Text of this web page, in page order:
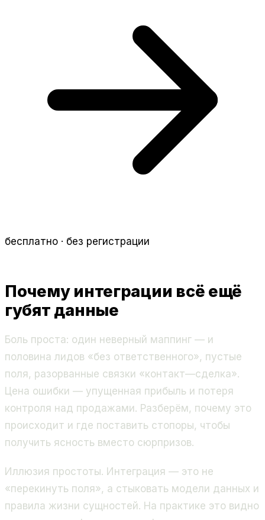
бесплатно · без регистрации
Почему интеграции всё ещё
губят данные
Боль проста: один неверный маппинг — и
половина лидов «без ответственного», пустые
поля, разорванные связки «контакт—сделка».
Цена ошибки — упущенная прибыль и потеря
контроля над продажами. Разберём, почему это
происходит и где поставить стопоры, чтобы
получить ясность вместо сюрпризов.
Иллюзия простоты. Интеграция — это не
«перекинуть поля», а стыковать модели данных и
правила жизни сущностей. На практике это видно